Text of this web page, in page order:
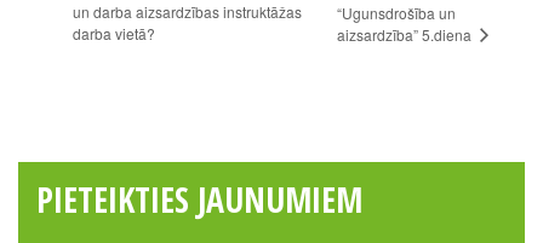
un darba aizsardzības instruktāžas
darba vietā?
“Ugunsdrošība un
aizsardzība” 5.diena
PIETEIKTIES JAUNUMIEM